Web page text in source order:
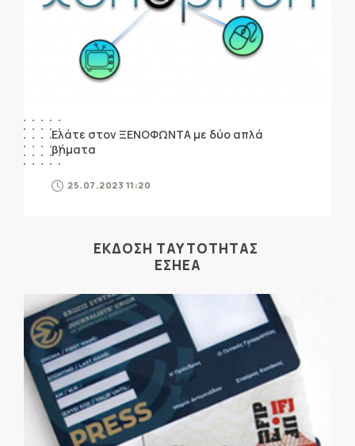
Ελάτε στον ΞΕΝΟΦΩΝΤΑ με δύο απλά
βήματα
25.07.2023 11:20
ΕΚΔΟΣΗ ΤΑΥΤΟΤΗΤΑΣ
ΕΣΗΕΑ